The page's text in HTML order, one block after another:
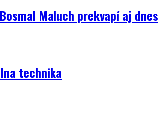
Maluch prekvapí aj dnes
technika